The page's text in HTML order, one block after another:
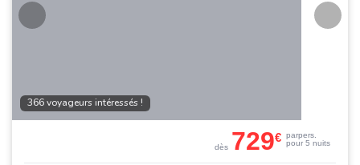
366 voyageurs intéressés !
dès 729€ parpers.
pour 5 nuits